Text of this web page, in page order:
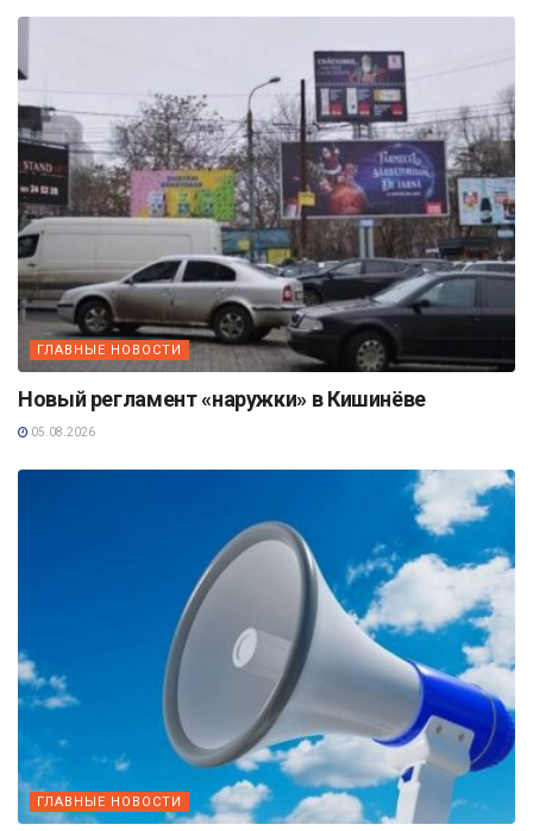
ГЛАВНЫЕ НОВОСТИ
Новый регламент «наружки» в Кишинёве
05.08.2026
ГЛАВНЫЕ НОВОСТИ